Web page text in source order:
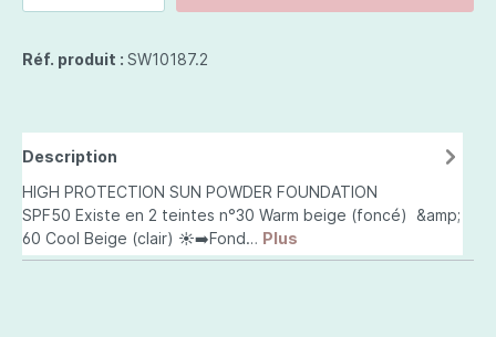
Réf. produit : SW10187.2
Description
HIGH PROTECTION SUN POWDER FOUNDATION
SPF50 Existe en 2 teintes n°30 Warm beige (foncé) &amp;
60 Cool Beige (clair) ☀️➡️Fond… Plus